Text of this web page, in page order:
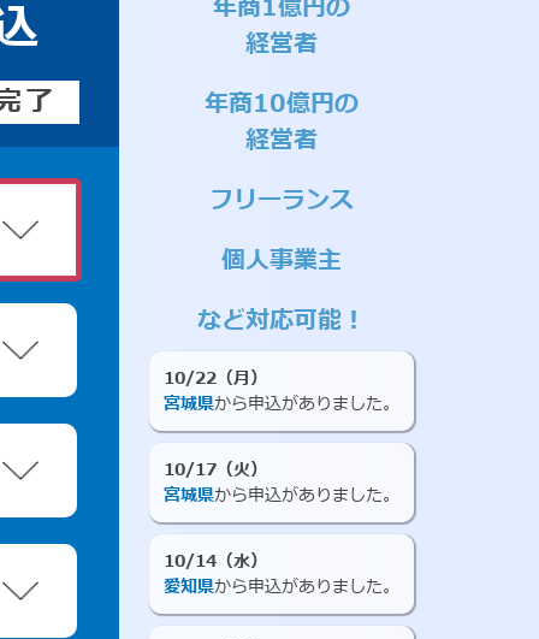
了
年商1億円の
経営者
年商10億円の
経営者
フリーランス
個人事業主
など対応可能！
10/22（月）
宮城県から申込がありました。
10/17（火）
宮城県から申込がありました。
10/14（水）
愛知県から申込がありました。